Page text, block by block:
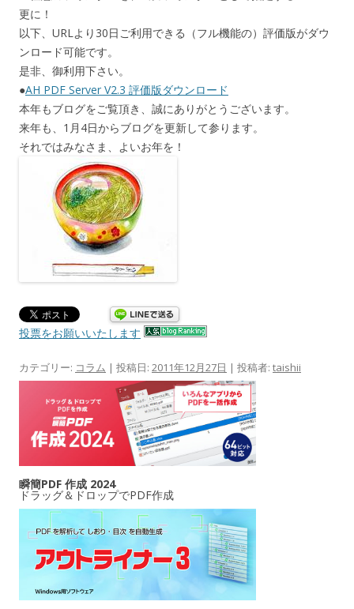
更に！
以下、URLより30日ご利用できる（フル機能の）評価版がダウ
ンロード可能です。
是非、御利用下さい。
●AH PDF Server V2.3 評価版ダウンロード
本年もブログをご覧頂き、誠にありがとうございます。
来年も、1月4日からブログを更新して参ります。
それではみなさま、よいお年を！
投票をお願いいたします
カテゴリー: コラム | 投稿日: 2011年12月27日 | 投稿者: taishii
瞬簡PDF 作成 2024
ドラッグ＆ドロップでPDF作成